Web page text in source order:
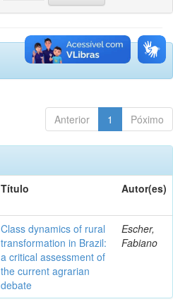
Anterior 1 Póximo
Título Autor(es)
Class dynamics of rural
transformation in Brazil:
a critical assessment of
the current agrarian
debate
Escher,
Fabiano